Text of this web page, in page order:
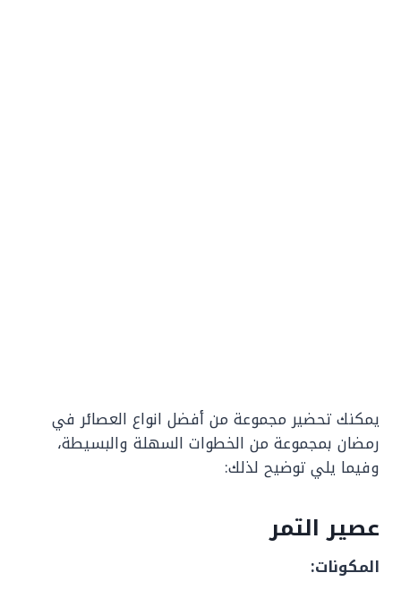
يمكنك تحضير مجموعة من أفضل انواع العصائر في
رمضان بمجموعة من الخطوات السهلة والبسيطة،
وفيما يلي توضيح لذلك:
عصير التمر
المكونات: